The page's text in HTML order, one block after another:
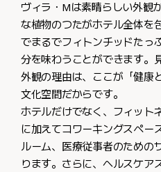
ヴィラ・Mは素晴らしい外観
な植物のつたがホテル全体を
でまるでフィトンチッドたっ
分を味わうことができます。
外観の理由は、ここが「健康
文化空間だからです。
ホテルだけでなく、フィット
に加えてコワーキングスペー
ルーム、医療従事者のための
ります。さらに、ヘルスケア